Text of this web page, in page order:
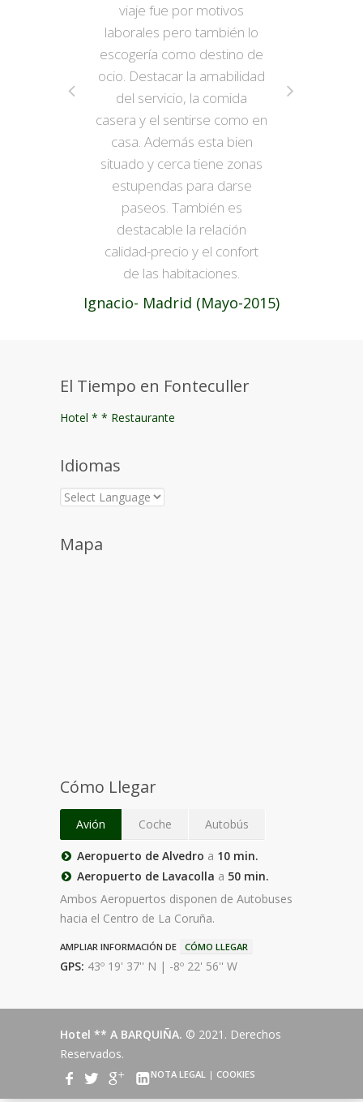
viaje fue por motivos
laborales pero también lo
escogería como destino de
ocio. Destacar la amabilidad
del servicio, la comida
casera y el sentirse como en
casa. Además esta bien
situado y cerca tiene zonas
estupendas para darse
paseos. También es
destacable la relación
calidad-precio y el confort
de las habitaciones.
Ignacio- Madrid (Mayo-2015)
El Tiempo en Fonteculler
Hotel * * Restaurante
Idiomas
Mapa
Cómo Llegar
Avión Coche Autobús
Aeropuerto de Alvedro a 10 min.
Aeropuerto de Lavacolla a 50 min.
Ambos Aeropuertos disponen de Autobuses
hacia el Centro de La Coruña.
AMPLIAR INFORMACIÓN DE CÓMO LLEGAR
GPS: 43º 19' 37'' N | -8º 22' 56'' W
Hotel ** A BARQUIÑA. © 2021. Derechos
Reservados.
NOTA LEGAL| COOKIES